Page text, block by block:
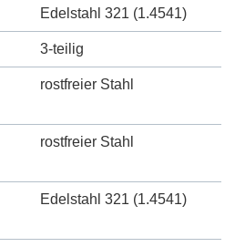
Edelstahl 321 (1.4541)
3-teilig
rostfreier Stahl
rostfreier Stahl
Edelstahl 321 (1.4541)